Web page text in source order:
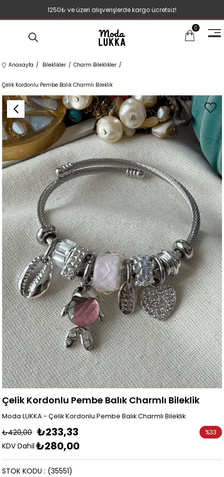
1250₺ ve üzeri alışverişlerde kargo ücretsiz!
0
Anasayfa Bileklikler Charm Bileklikler
Çelik Kordonlu Pembe Balık Charmlı Bileklik
Çelik Kordonlu Pembe Balık Charmlı Bileklik
Moda LUKKA - Çelik Kordonlu Pembe Balık Charmlı Bileklik
₺420,00 ₺233,33
KDV Dahil ₺280,00
%33
(35551)
STOK KODU